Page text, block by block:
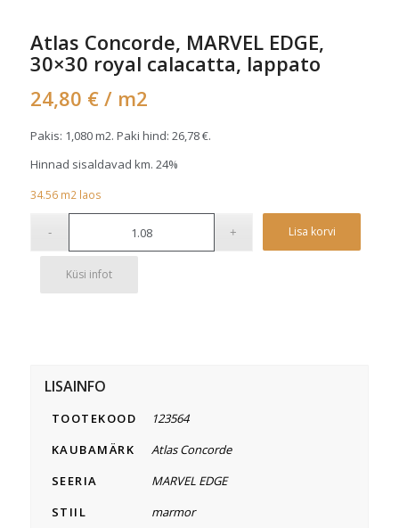
Atlas Concorde, MARVEL EDGE,
30×30 royal calacatta, lappato
24,80 € / m2
Pakis: 1,080 m2. Paki hind: 26,78€.
Hinnad sisaldavad km. 24%
34.56 m2laos
Lisa korvi
Küsi infot
LISAINFO
TOOTEKOOD
123564
KAUBAMÄRK
Atlas Concorde
SEERIA
MARVEL EDGE
STIIL
marmor